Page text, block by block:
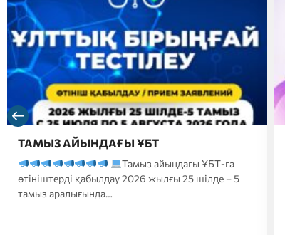
Құрметті магистратураға түсушілер,
сіздердің назарларыңызға 2026-2027 оқу
жылына түсуге арналған…
Кешенді тестілеу 20 шілде-10 тамыз